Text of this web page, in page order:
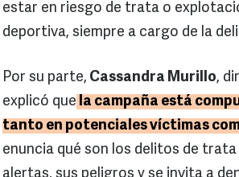
estar en riesgo de trata o
deportiva, siempre a cargo de la
Por su parte, Cassandra Murillo,
explicó que la campaña está
tanto en potenciales víctimas
enuncia qué son los delitos de